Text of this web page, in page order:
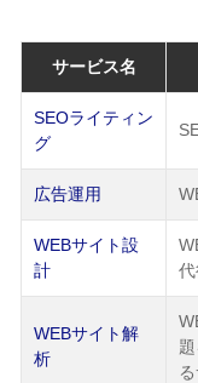
サービス名
SEOライティン
グ
広告運用
WEBサイト設
計
WEBサイト解
析